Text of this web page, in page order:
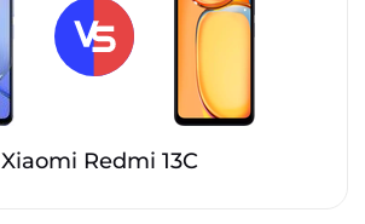
Xiaomi Redmi 13C